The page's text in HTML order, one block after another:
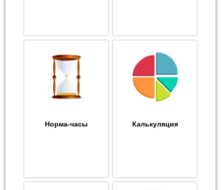
Норма-часы Калькуляция